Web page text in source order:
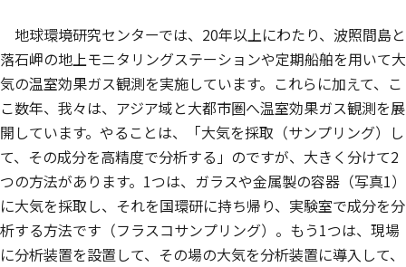
地球環境研究センターでは、20年以上にわたり、波照間島と
落石岬の地上モニタリングステーションや定期船舶を用いて大
気の温室効果ガス観測を実施しています。これらに加えて、こ
こ数年、我々は、アジア域と大都市圏へ温室効果ガス観測を展
開しています。やることは、「大気を採取（サンプリング）し
て、その成分を高精度で分析する」のですが、大きく分けて2
つの方法があります。1つは、ガラスや金属製の容器（写真1）
に大気を採取し、それを国環研に持ち帰り、実験室で成分を分
析する方法です（フラスコサンプリング）。もう1つは、現場
に分析装置を設置して、その場の大気を分析装置に導入して、